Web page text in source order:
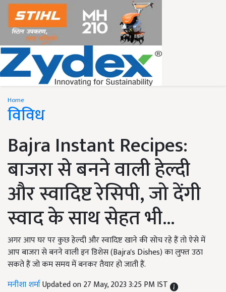
Home
विविध
Bajra Instant Recipes:
बाजरा से बनने वाली हेल्दी
और स्वादिष्ट रेसिपी, जो देंगी
स्वाद के साथ सेहत भी...
अगर आप घर पर कुछ हेल्दी और स्वादिष्ट खाने की सोच रहे हैं तो ऐसे में
आप बाजरा से बनने वाली इन डिशेस (Bajra's Dishes) का लुफ्त उठा
सकते हैं जो कम समय में बनकर तैयार हो जाती हैं.
मनीशा शर्माUpdated on 27 May, 2023 3:25 PM IST